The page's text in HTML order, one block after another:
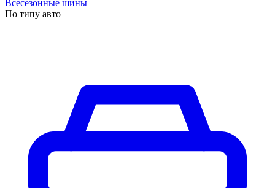
Всесезонные шины
По типу авто